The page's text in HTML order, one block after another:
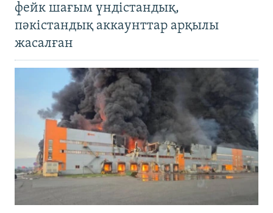
фейк шағым үндістандық,
пәкістандық аккаунттар арқылы
жасалған